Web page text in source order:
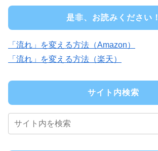
是非、お読みください！
「流れ」を変える方法（Amazon）
「流れ」を変える方法（楽天）
サイト内検索